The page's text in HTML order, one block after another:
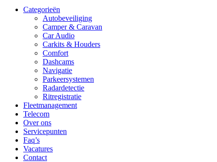
Categorieën
Autobeveiliging
Camper & Caravan
Car Audio
Carkits & Houders
Comfort
Dashcams
Navigatie
Parkeersystemen
Radardetectie
Ritregistratie
Fleetmanagement
Telecom
Over ons
Servicepunten
Faq’s
Vacatures
Contact